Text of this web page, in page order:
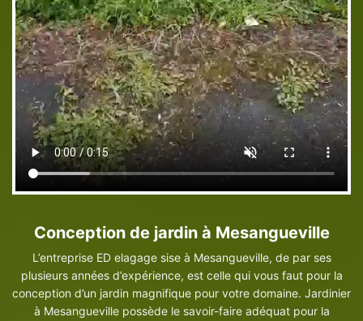
Conception de jardin à Mesangueville
L’entreprise ED elagage sise à Mesangueville, de par ses
plusieurs années d’expérience, est celle qui vous faut pour la
conception d’un jardin magnifique pour votre domaine. Jardinier
à Mesangueville possède le savoir-faire adéquat pour la